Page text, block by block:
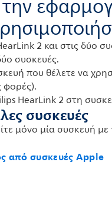
2 και στις δύο
συσκευές.
που θέλετε να
φορές).
HearLink 2 στη
συσκευές
μόνο μία συσκευή
από συσκευές Apple